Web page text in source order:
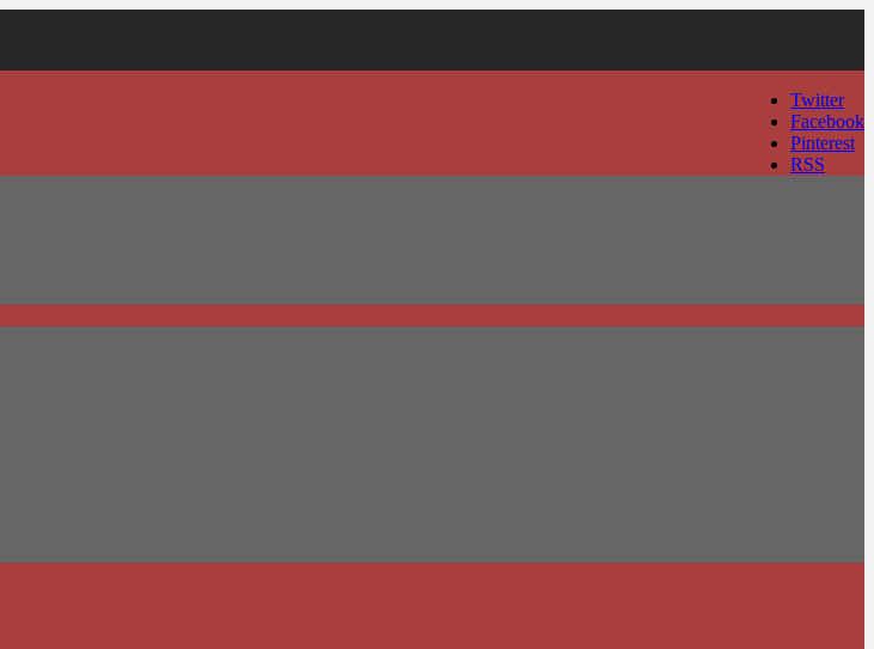
Twitter
Facebook
Pinterest
RSS